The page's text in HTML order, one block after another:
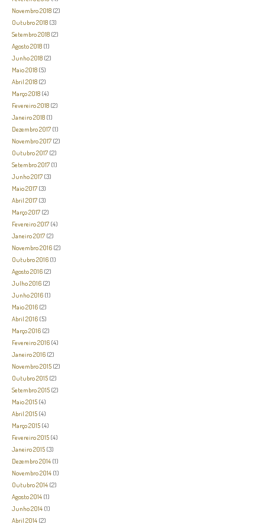
Novembro 2018 (2)
Outubro 2018 (3)
Setembro 2018 (2)
Agosto 2018 (1)
Junho 2018 (2)
Maio 2018 (5)
Abril 2018 (2)
Março 2018 (4)
Fevereiro 2018 (2)
Janeiro 2018 (1)
Dezembro 2017 (1)
Novembro 2017 (2)
Outubro 2017 (2)
Setembro 2017 (1)
Junho 2017 (3)
Maio 2017 (3)
Abril 2017 (3)
Março 2017 (2)
Fevereiro 2017 (4)
Janeiro 2017 (2)
Novembro 2016 (2)
Outubro 2016 (1)
Agosto 2016 (2)
Julho 2016 (2)
Junho 2016 (1)
Maio 2016 (2)
Abril 2016 (5)
Março 2016 (2)
Fevereiro 2016 (4)
Janeiro 2016 (2)
Novembro 2015 (2)
Outubro 2015 (2)
Setembro 2015 (2)
Maio 2015 (4)
Abril 2015 (4)
Março 2015 (4)
Fevereiro 2015 (4)
Janeiro 2015 (3)
Dezembro 2014 (1)
Novembro 2014 (1)
Outubro 2014 (2)
Agosto 2014 (1)
Junho 2014 (1)
Abril 2014 (2)